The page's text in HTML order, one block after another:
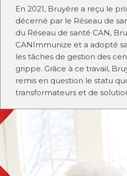
En 2021, Bruyère a reçu le
décerné par le Réseau de
du Réseau de santé CAN,
CANImmunize et a adopté
les tâches de gestion des
grippe. Grâce à ce travail,
remis en question le statu
transformateurs et de